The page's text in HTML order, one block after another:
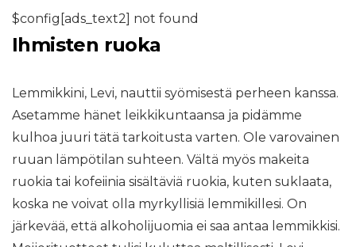
$config[ads_text2] not found
Ihmisten ruoka
Lemmikkini, Levi, nauttii syömisestä perheen kanssa.
Asetamme hänet leikkikuntaansa ja pidämme
kulhoa juuri tätä tarkoitusta varten. Ole varovainen
ruuan lämpötilan suhteen. Vältä myös makeita
ruokia tai kofeiinia sisältäviä ruokia, kuten suklaata,
koska ne voivat olla myrkyllisiä lemmikillesi. On
järkevää, että alkoholijuomia ei saa antaa lemmikkisi.